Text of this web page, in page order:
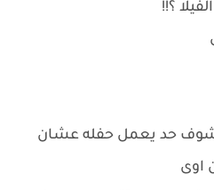
؟!!
اشوف حد يعمل حفله عشان
اوى